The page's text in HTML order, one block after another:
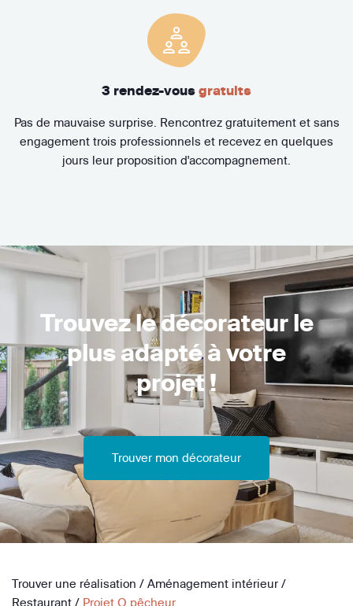
3 rendez-vous gratuits
Pas de mauvaise surprise. Rencontrez gratuitement et sans
engagement trois professionnels et recevez en quelques
jours leur proposition d'accompagnement.
Trouvez le décorateur le
plus adapté à votre
projet !
Trouver mon décorateur
Trouver une réalisation / Aménagement intérieur /
Restaurant / Projet O pêcheur